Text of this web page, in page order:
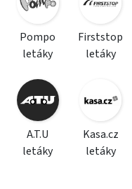
Pompo
letáky
Firststop
letáky
A.T.U
letáky
Kasa.cz
letáky